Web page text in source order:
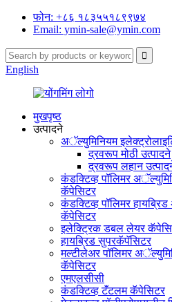
फोन: +८६ १८३५५१८९९७४
Email: ymin-sale@ymin.com
English
मुखपृष्ठ
उत्पादने
अॅल्युमिनियम
द्रवरूप मोठी उत्पादने
द्रवरूप लहान
कंडक्टिव्ह पॉलिमर
कॅपेसिटर
कंडक्टिव्ह पॉलिमर
कॅपेसिटर
इलेक्ट्रिक डबल लेयर
हायब्रिड सुपरकॅपॅसिटर
मल्टीलेअर पॉलिमर
कॅपेसिटर
एमएलसीसी
कंडक्टिव्ह टॅंटलम कॅपेसिटर